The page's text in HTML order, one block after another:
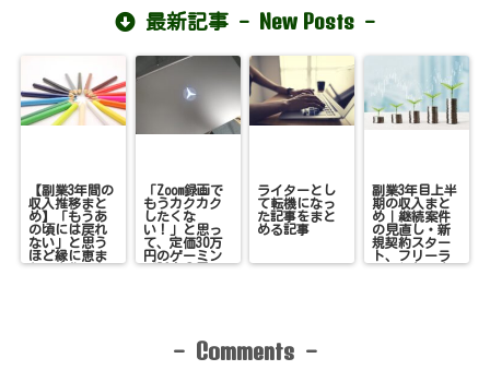
最新記事 - New Posts -
【副業3年間の
収入推移まと
め】「もうあ
の頃には戻れ
ない」と思う
ほど縁に恵ま
れ、変化のあ
「Zoom録画で
もうカクカク
したくな
い！」と思っ
て、定価30万
円のゲーミン
グPCを●円で
ライターとし
て転機になっ
た記事をまと
める記事
副業3年目上半
期の収入まと
め｜継続案件
の見直し・新
規契約スター
ト、フリーラ
ンスとして変
- Comments -